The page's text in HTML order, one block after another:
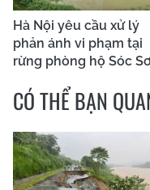
Hà Nội yêu cầu xử lý
phản ánh vi phạm tại
rừng phòng hộ Sóc
CÓ THỂ BẠN